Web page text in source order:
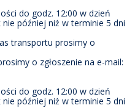
do godz. 12:00 w dzień
później niż w terminie 5 dni
transportu prosimy o
o zgłoszenie na e-mail:
do godz. 12:00 w dzień
później niż w terminie 5 dni